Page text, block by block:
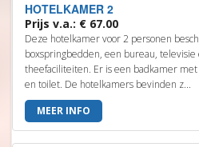
HOTELKAMER 2
Prijs v.a.: € 67.00
Deze hotelkamer voor 2 personen
boxspringbedden, een bureau, televisie
theefaciliteiten. Er is een badkamer met
en toilet. De hotelkamers bevinden z...
MEER INFO